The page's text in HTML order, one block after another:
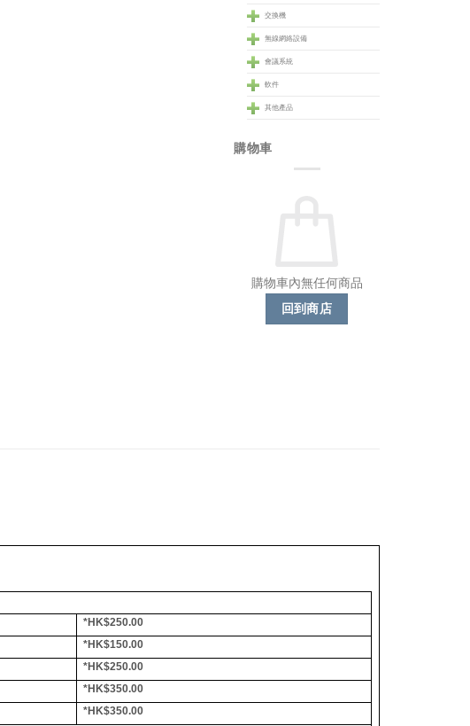
交換機
無線網絡設備
會議系統
軟件
其他產品
購物車
購物車內無任何商品
回到商店
*HK$250.00
*HK$150.00
*HK$250.00
*HK$350.00
*HK$350.00